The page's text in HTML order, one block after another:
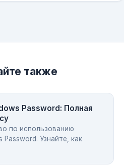
также
Password: Полная
по использованию
Password. Узнайте, как